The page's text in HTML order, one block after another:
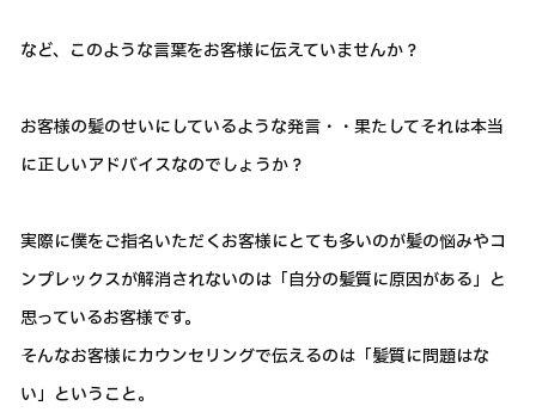
など、このような言葉をお客様に伝えていませんか？
お客様の髪のせいにしているような発言・・果たしてそれは本当
に正しいアドバイスなのでしょうか？
実際に僕をご指名いただくお客様にとても多いのが髪の悩みやコ
ンプレックスが解消されないのは「自分の髪質に原因がある」と
思っているお客様です。
そんなお客様にカウンセリングで伝えるのは「髪質に問題はな
い」ということ。